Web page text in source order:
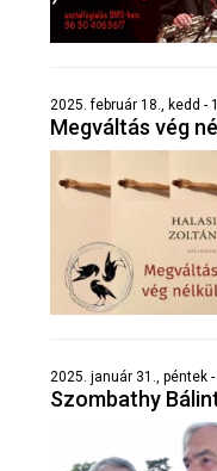
2025. február 18., kedd -
Megváltás vég
2025. január 31., péntek
Szombathy